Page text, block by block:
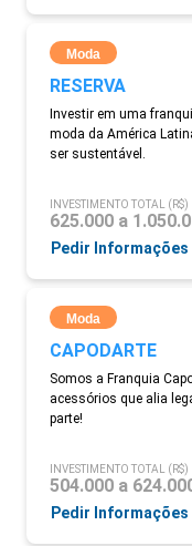
Moda
RESERVA
Investir em uma
moda da América
ser sustentável.
INVESTIMENTO TOTAL (R$)
625.000 a
Pedir Informações
Moda
CAPODARTE
Somos a Franquia
acessórios que alia
parte!
INVESTIMENTO TOTAL (R$)
504.000 a
Pedir Informações